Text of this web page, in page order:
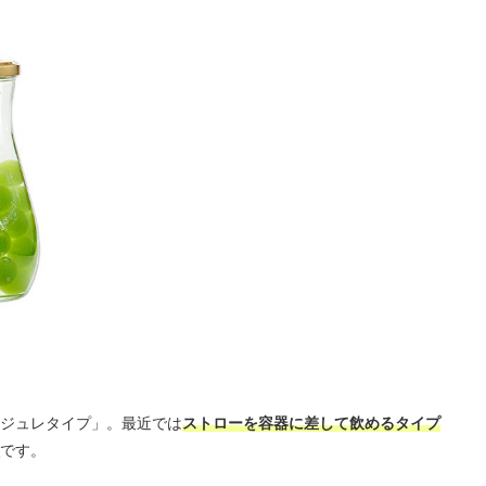
ュレタイプ」。最近ではストローを容器に差して飲めるタイプ
です。